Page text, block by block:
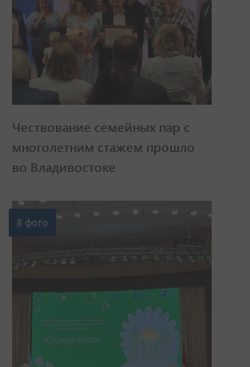
Чествование семейных пар с
многолетним стажем прошло
во Владивостоке
8 фото